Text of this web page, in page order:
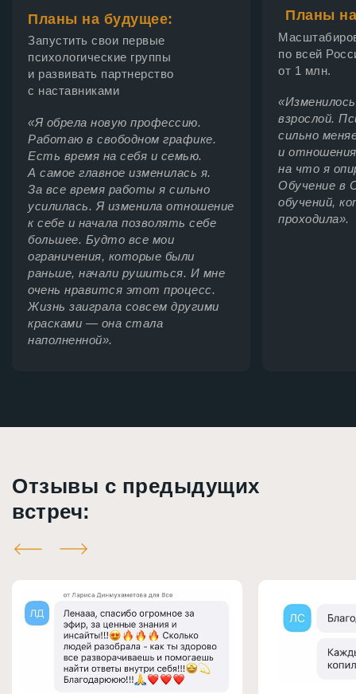
Планы на будущее:
Запустить свои первые
психологические группы
и развивать партнерство
с наставниками
«Я обрела новую профессию.
Работаю в свободном графике.
Есть время на себя и семью.
А самое главное изменилась я.
За все время работы я сильно
усилилась. Я изменила отношение
к себе и начала позволять себе
большее. Будто все мои
ограничения, которые были
раньше, начали рушиться. И мне
очень нравится этот процесс.
Жизнь заиграла совсем другими
красками — она стала
наполненной».
Планы
по всей
от 1 млн.
взрослой.
сильно
и
на что я
Обучение в
обучений,
проходила».
Отзывы с предыдущих
встреч: